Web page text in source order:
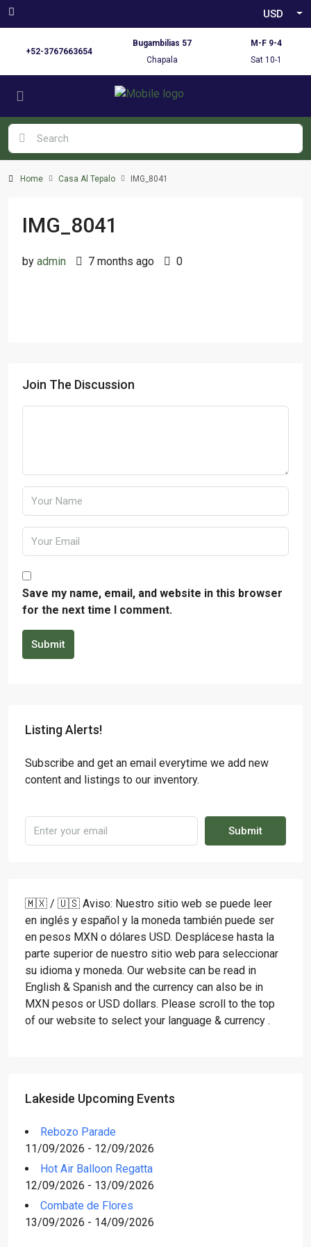
USD
+52-3767663654
Bugambilias 57
Chapala
M-F 9-4
Sat 10-1
Home Casa Al Tepalo IMG_8041
IMG_8041
by admin 7 months ago 0
Join The Discussion
Save my name, email, and website in this browser
for the next time I comment.
Submit
Listing Alerts!
Subscribe and get an email everytime we add new
content and listings to our inventory.
Submit
🇲🇽 / 🇺🇸 Aviso: Nuestro sitio web se puede leer
en inglés y español y la moneda también puede ser
en pesos MXN o dólares USD. Desplácese hasta la
parte superior de nuestro sitio web para seleccionar
su idioma y moneda. Our website can be read in
English & Spanish and the currency can also be in
MXN pesos or USD dollars. Please scroll to the top
of our website to select your language & currency .
Lakeside Upcoming Events
Rebozo Parade
11/09/2026 - 12/09/2026
Hot Air Balloon Regatta
12/09/2026 - 13/09/2026
Combate de Flores
13/09/2026 - 14/09/2026